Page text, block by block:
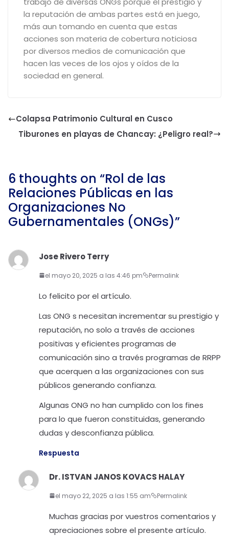
la reputación de ambas partes está en juego,
más aun tomando en cuenta que estas
acciones son materia de cobertura noticiosa
por diversos medios de comunicación que
hacen las veces de los ojos y oídos de la
sociedad en general.
Colapsa Patrimonio Cultural en Cusco
Tiburones en playas de Chancay: ¿Peligro real?
6 thoughts on “Rol de las
Relaciones Públicas en las
Organizaciones No
Gubernamentales (ONGs)”
Jose Rivero Terry
el mayo 20, 2025 a las 4:46 pm Permalink
Lo felicito por el artículo.
Las ONG s necesitan incrementar su prestigio y
reputación, no solo a través de acciones
positivas y eficientes programas de
comunicación sino a través programas de RRPP
que acerquen a las organizaciones con sus
públicos generando confianza.
Algunas ONG no han cumplido con los fines
para lo que fueron constituidas, generando
dudas y desconfianza pública.
Respuesta
Dr. ISTVAN JANOS KOVACS HALAY
el mayo 22, 2025 a las 1:55 am Permalink
Muchas gracias por vuestros comentarios y
apreciaciones sobre el presente artículo.